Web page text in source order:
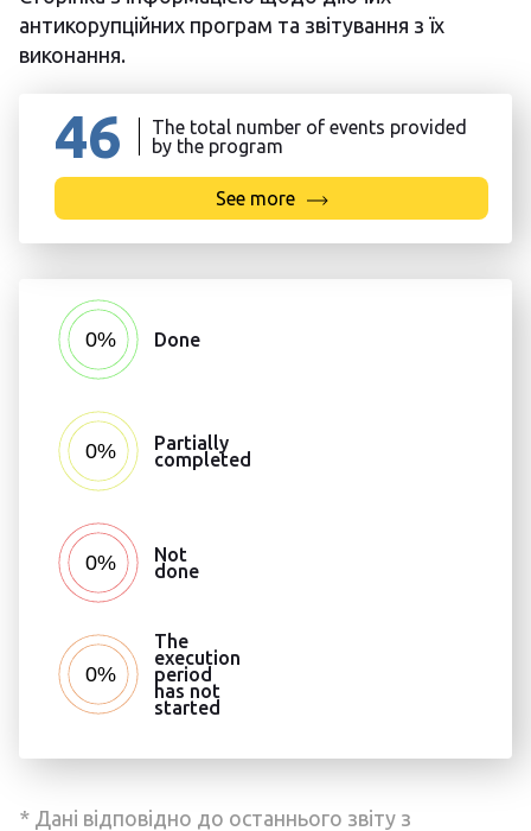
антикорупційних програм та звітування з їх
виконання.
46
The total number of events provided
by the program
See more
Done
Partially
completed
Not
done
The
execution
period
has not
started
* Дані відповідно до останнього звіту з